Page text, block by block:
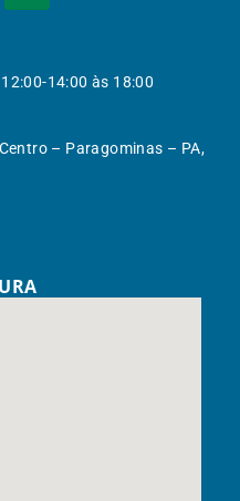
14:00 às 18:00
– Paragominas – PA,